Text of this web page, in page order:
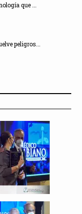
que ...
peligros...